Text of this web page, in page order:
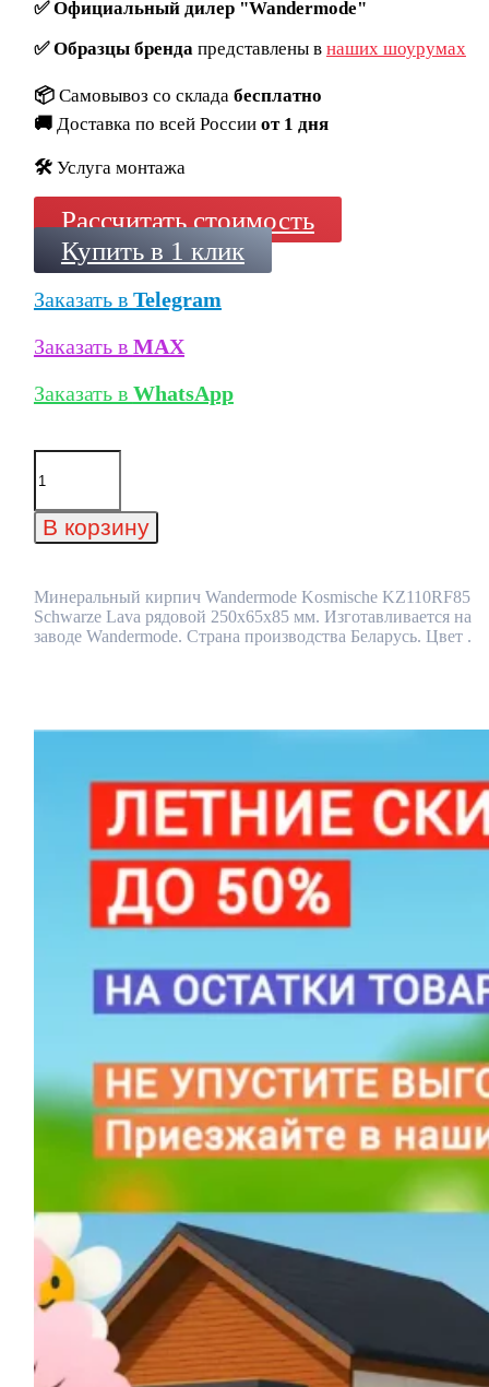
✅Официальный дилер "Wandermode"
✅Образцы брендапредставлены в наших шоурумах
📦 Самовывоз со склада бесплатно
🚚 Доставка по всей России от 1 дня
🛠️ Услуга монтажа
Рассчитать стоимость
Купить в 1 клик
Заказать в Telegram
Заказать в MAX
Заказать в WhatsApp
Количество
товара
кирпич
Wandermode
Schwarze
Lava
рядовой
В корзину
Минеральный кирпич Wandermode Kosmische KZ110RF85
Schwarze Lava рядовой 250x65x85 мм. Изготавливается на
заводе Wandermode. Страна производства Беларусь. Цвет .